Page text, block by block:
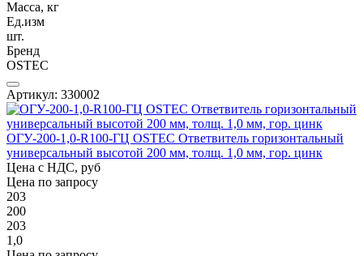
Масса, кг
Ед.изм
шт.
Бренд
OSTEC
Артикул: 330002
ОГУ-200-1,0-R100-ГЦ OSTEC Ответвитель горизонтальный
универсальный высотой 200 мм, толщ. 1,0 мм, гор. цинк
Цена с НДС, руб
Цена по запросу
203
200
203
1,0